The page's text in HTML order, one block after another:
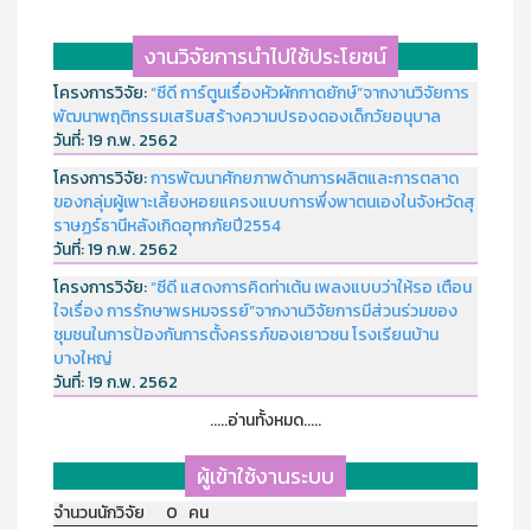
งานวิจัยการนำไปใช้ประโยชน์
โครงการวิจัย:“ซีดี การ์ตูนเรื่องหัวผักกาดยักษ์”จากงานวิจัยการ
พัฒนาพฤติกรรมเสริมสร้างความปรองดองเด็กวัยอนุบาล
วันที่:19 ก.พ. 2562
โครงการวิจัย:การพัฒนาศักยภาพด้านการผลิตและการตลาด
ของกลุ่มผู้เพาะเลี้ยงหอยแครงแบบการพึ่งพาตนเองในจังหวัดสุ
ราษฏร์ธานีหลังเกิดอุทกภัยปี2554
วันที่:19 ก.พ. 2562
โครงการวิจัย:“ซีดี แสดงการคิดท่าเต้น เพลงแบบว่าให้รอ เตือน
ใจเรื่อง การรักษาพรหมจรรย์”จากงานวิจัยการมีส่วนร่วมของ
ชุมชนในการป้องกันการตั้งครรภ์ของเยาวชน โรงเรียนบ้าน
บางใหญ่
วันที่:19 ก.พ. 2562
.....อ่านทั้งหมด.....
ผู้เข้าใช้งานระบบ
จำนวนนักวิจัย 0 คน